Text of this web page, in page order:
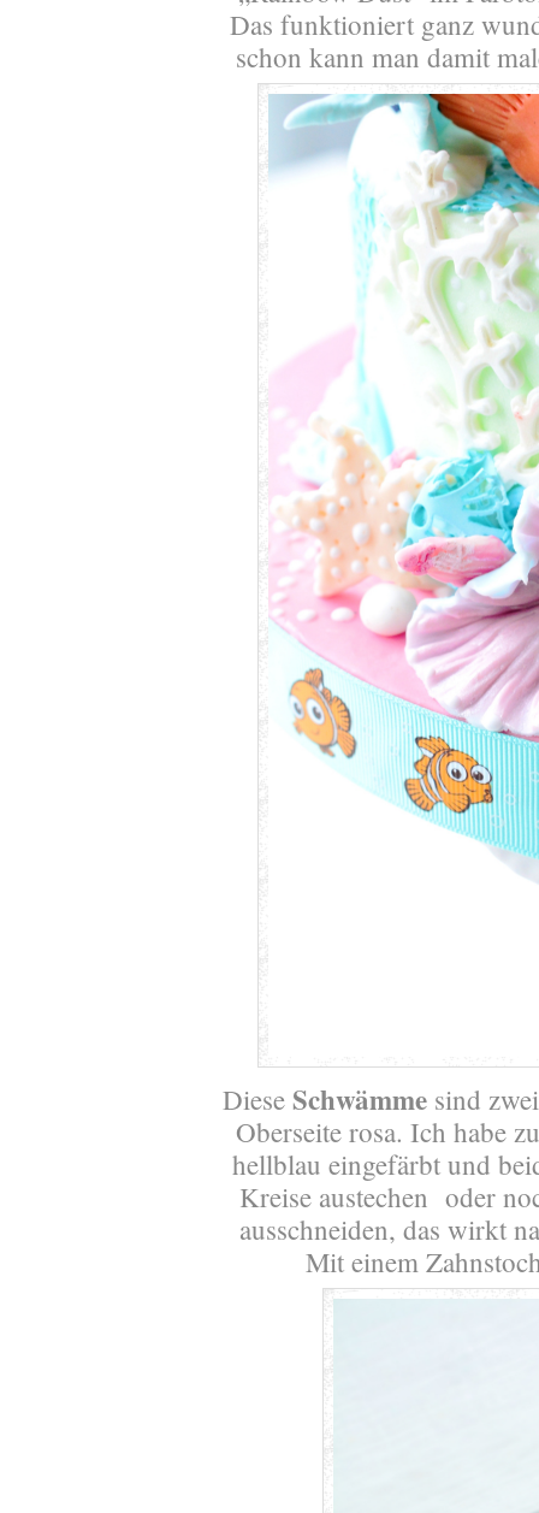
Das funktioniert ganz
schon kann man damit
DieseSchwämme sind
Oberseite rosa. Ich habe
hellblau eingefärbt und
Kreise austechen oder
ausschneiden, das wirkt
Mit einem